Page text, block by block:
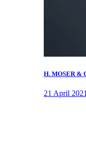
H. MOSER &
21 April 2021